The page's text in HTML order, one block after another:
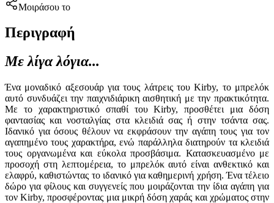
Μοιράσου το
Περιγραφή
Με λίγα λόγια...
Ένα μοναδικό αξεσουάρ για τους λάτρεις του Kirby, το μπρελόκ
αυτό συνδυάζει την παιχνιδιάρικη αισθητική με την πρακτικότητα.
Με το χαρακτηριστικό σπαθί του Kirby, προσθέτει μια δόση
φαντασίας και νοσταλγίας στα κλειδιά σας ή στην τσάντα σας.
Ιδανικό για όσους θέλουν να εκφράσουν την αγάπη τους για τον
αγαπημένο τους χαρακτήρα, ενώ παράλληλα διατηρούν τα κλειδιά
τους οργανωμένα και εύκολα προσβάσιμα. Κατασκευασμένο με
προσοχή στη λεπτομέρεια, το μπρελόκ αυτό είναι ανθεκτικό και
ελαφρύ, καθιστώντας το ιδανικό για καθημερινή χρήση. Ένα τέλειο
δώρο για φίλους και συγγενείς που μοιράζονται την ίδια αγάπη για
τον Kirby, προσφέροντας μια μικρή δόση χαράς και χρώματος στην